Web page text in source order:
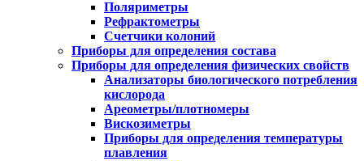
Поляриметры
Рефрактометры
Счетчики колоний
Приборы для определения состава
Приборы для определения физических свойств
Анализаторы биологического потребления
кислорода
Ареометры/плотномеры
Вискозиметры
Приборы для определения температуры
плавления